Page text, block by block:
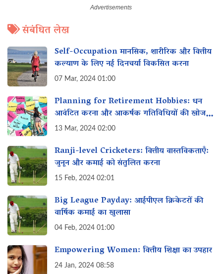
संबंधित लेख
Self-Occupation मानसिक, शारीरिक और वित्तीय
कल्याण के लिए नई दिनचर्या विकसित करना
07 Mar, 2024 01:00
Planning for Retirement Hobbies: धन
आवंटित करना और आकर्षक गतिविधियों की खोज
करना
13 Mar, 2024 02:00
Ranji-level Cricketers: वित्तीय वास्तविकताएँ:
जुनून और कमाई को संतुलित करना
15 Feb, 2024 02:01
Big League Payday: आईपीएल क्रिकेटरों की
वार्षिक कमाई का खुलासा
04 Feb, 2024 01:00
Empowering Women: वित्तीय शिक्षा का उपहार
24 Jan, 2024 08:58